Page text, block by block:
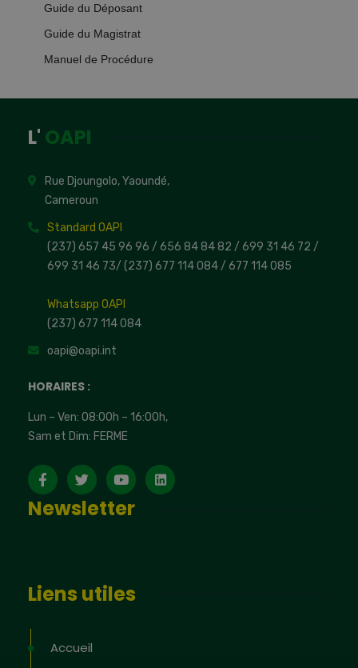
Guide du Déposant
Guide du Magistrat
Manuel de Procédure
L' OAPI
Rue Djoungolo, Yaoundé,
Cameroun
Standard OAPI
(237) 657 45 96 96 / 656 84 84 82 / 699 31 46 72 /
699 31 46 73/ (237) 677 114 084 / 677 114 085
Whatsapp OAPI
(237) 677 114 084
oapi@oapi.int
HORAIRES :
Lun – Ven: 08:00h – 16:00h,
Sam et Dim: FERME
Newsletter
Liens utiles
Accueil